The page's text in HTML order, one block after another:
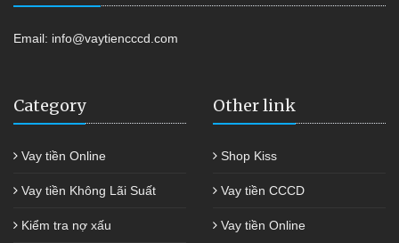
Email: info@vaytiencccd.com
Category
Vay tiền Online
Vay tiền Không Lãi Suất
Kiểm tra nợ xấu
Other link
Shop Kiss
Vay tiền CCCD
Vay tiền Online